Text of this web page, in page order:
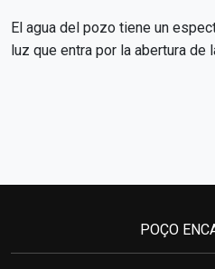
El agua del pozo tiene un
luz que entra por la abertura de
POÇO